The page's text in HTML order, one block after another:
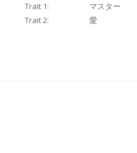
Trait 1:
マスター
Trait 2: 愛